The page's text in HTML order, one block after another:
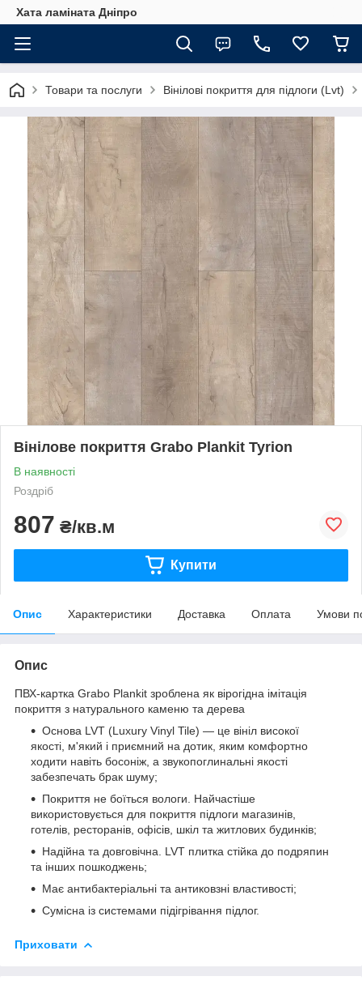
Хата ламіната Дніпро
Товари та послуги Вінілові покриття для підлоги (Lvt)
Вінілове покриття Grabo Plankit Tyrion
В наявності
Роздріб
807 ₴/кв.м
Купити
Опис Характеристики Доставка Оплата Умови
Опис
ПВХ-картка Grabo Plankit зроблена як вірогідна імітація
покриття з натурального каменю та дерева
Основа LVT (Luxury Vinyl Tile) — це вініл високої
якості, м'який і приємний на дотик, яким комфортно
ходити навіть босоніж, а звукопоглинальні якості
забезпечать брак шуму;
Покриття не боїться вологи. Найчастіше
використовується для покриття підлоги магазинів,
готелів, ресторанів, офісів, шкіл та житлових будинків;
Надійна та довговічна. LVT плитка стійка до подряпин
та інших пошкоджень;
Має антибактеріальні та антиковзні властивості;
Сумісна із системами підігрівання підлог.
Приховати